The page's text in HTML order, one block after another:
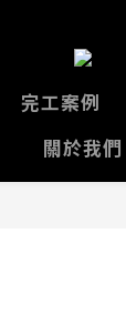
完工案例
關於我們